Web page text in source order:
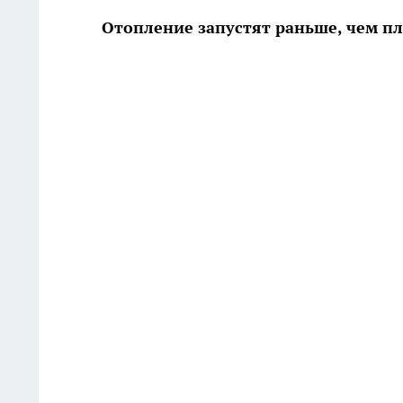
Отопление запустят раньше, чем